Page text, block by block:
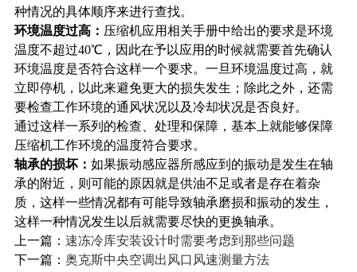
种情况的具体顺序来进行查找。
环境温度过高： 压缩机应用相关手册中给出的要求是环境
温度不超过40℃，因此在予以应用的时候就需要首先确认
环境温度是否符合这样一个要求。一旦环境温度过高，就
立即停机，以此来避免更大的损失发生；除此之外，还需
要检查工作环境的通风状况以及冷却状况是否良好。
通过这样一系列的检查、处理和保障，基本上就能够保障
压缩机工作环境的温度符合要求。
轴承的损坏： 如果振动感应器所感应到的振动是发生在轴
承的附近，则可能的原因就是供油不足或者是存在着杂
质，这样一些情况都有可能导致轴承磨损和振动的发生，
这样一种情况发生以后就需要尽快的更换轴承。
上一篇： 速冻冷库安装设计时需要考虑到那些问题
下一篇： 奥克斯中央空调出风口风速测量方法